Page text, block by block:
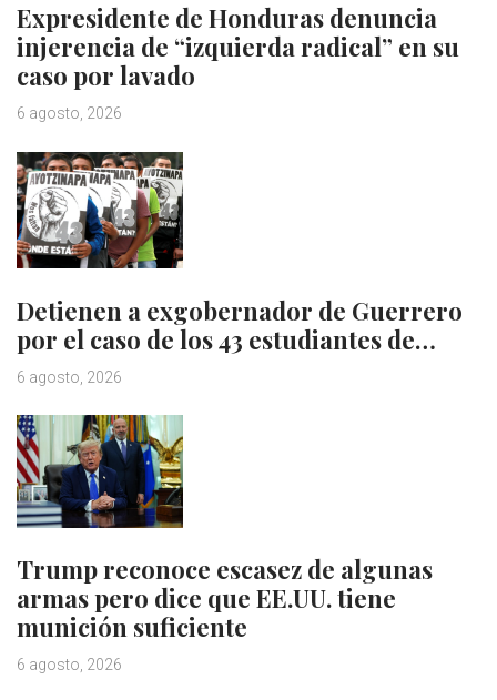
Expresidente de Honduras denuncia
injerencia de “izquierda radical” en su
caso por lavado
6 agosto, 2026
Detienen a exgobernador de Guerrero
por el caso de los 43 estudiantes de…
6 agosto, 2026
Trump reconoce escasez de algunas
armas pero dice que EE.UU. tiene
munición suficiente
6 agosto, 2026